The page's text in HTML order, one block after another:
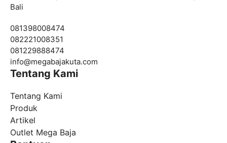
Bali
081398008474
082221008351
081229888474
info@megabajakuta.com
Tentang Kami
Tentang Kami
Produk
Artikel
Outlet Mega Baja